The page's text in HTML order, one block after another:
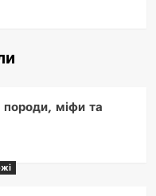
породи, міфи та